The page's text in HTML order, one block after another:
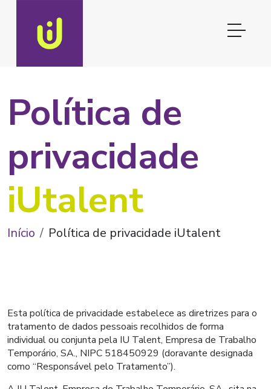
Política de
privacidade
iUtalent
Início Política de privacidade iUtalent
Esta política de privacidade estabelece as diretrizes para o
tratamento de dados pessoais recolhidos de forma
individual ou conjunta pela IU Talent, Empresa de Trabalho
Temporário, SA., NIPC 518450929 (doravante designada
como “Responsável pelo Tratamento”).